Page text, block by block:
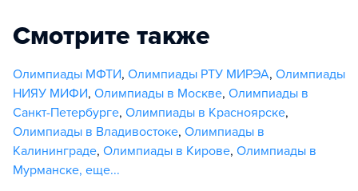
Смотрите также
Олимпиады МФТИ, Олимпиады РТУ МИРЭА, Олимпиады
НИЯУ МИФИ, Олимпиады в Москве, Олимпиады в
Санкт-Петербурге, Олимпиады в Красноярске,
Олимпиады в Владивостоке, Олимпиады в
Калининграде, Олимпиады в Кирове, Олимпиады в
Мурманске, еще...